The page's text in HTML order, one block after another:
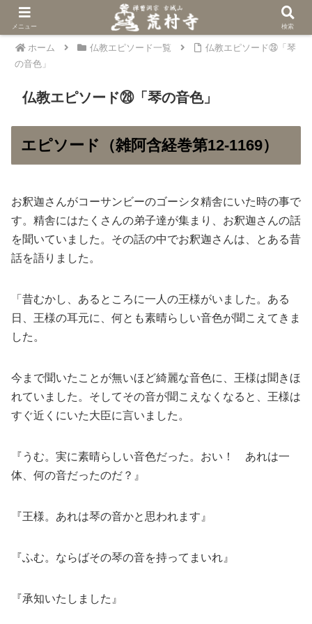
ホーム 仏教エピソード一覧
仏教エピソード㉘「琴
の音色」
仏教エピソード㉘「琴の音色」
エピソード（雑阿含経巻第12-1169）
お釈迦さんがコーサンビーのゴーシタ精舎にいた時の事で
す。精舎にはたくさんの弟子達が集まり、お釈迦さんの話
を聞いていました。その話の中でお釈迦さんは、とある昔
話を語りました。
「昔むかし、あるところに一人の王様がいました。ある
日、王様の耳元に、何とも素晴らしい音色が聞こえてきま
した。
今まで聞いたことが無いほど綺麗な音色に、王様は聞きほ
れていました。そしてその音が聞こえなくなると、王様は
すぐ近くにいた大臣に言いました。
『うむ。実に素晴らしい音色だった。おい！ あれは一
体、何の音だったのだ？』
『王様。あれは琴の音かと思われます』
『ふむ。ならばその琴の音を持ってまいれ』
『承知いたしました』
メニュー 検索